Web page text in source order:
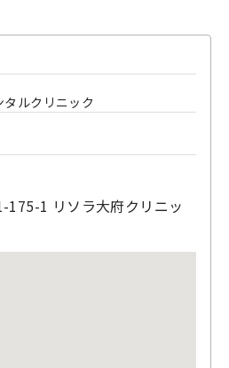
ルクリニック
175-1 リソラ大府クリニッ